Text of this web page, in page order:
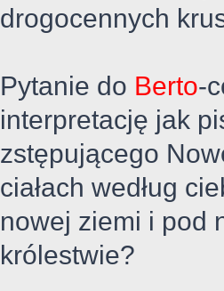
drogocennych
Pytanie do Berto-
interpretację jak
zstępującego
ciałach według
nowej ziemi i pod
królestwie?